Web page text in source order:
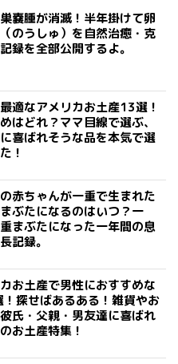
嚢腫が消滅！半年掛けて卵
のうしゅ）を自然治癒・克
録を全部公開するよ。
適なアメリカお土産13選！
はどれ？ママ目線で選ぶ、
喜ばれそうな品を本気で選
！
赤ちゃんが一重で生まれた
ぶたになるのはいつ？一
まぶたになった一年間の息
記録。
お土産で男性におすすめな
探せばあるある！雑貨やお
氏・父親・男友達に喜ばれ
お土産特集！